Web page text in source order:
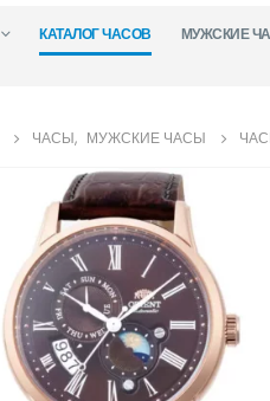
КАТАЛОГ ЧАСОВ МУЖСКИЕ
ЧАСЫ, МУЖСКИЕ ЧАСЫ